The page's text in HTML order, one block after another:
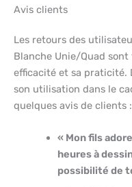
Avis clients
Les retours des
Blanche Unie/Quad
efficacité et sa praticité.
son utilisation dans le
quelques avis de clients :
« Mon fils
heures à
possibilité de